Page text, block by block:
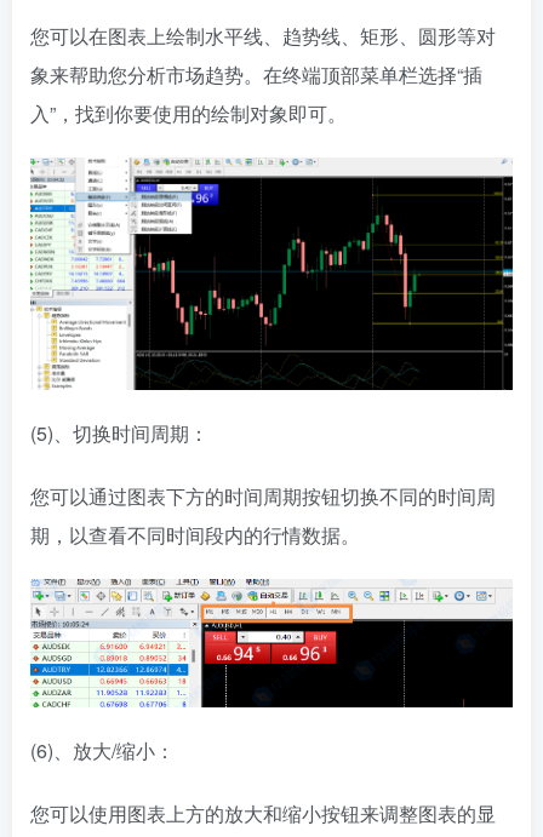
您可以在图表上绘制水平线、趋势线、矩形、圆形等对
象来帮助您分析市场趋势。在终端顶部菜单栏选择“插
入”，找到你要使用的绘制对象即可。
(5)、切换时间周期：
您可以通过图表下方的时间周期按钮切换不同的时间周
期，以查看不同时间段内的行情数据。
(6)、放大/缩小：
您可以使用图表上方的放大和缩小按钮来调整图表的显